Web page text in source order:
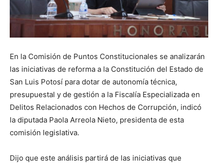
En la Comisión de Puntos Constitucionales se analizarán
las iniciativas de reforma a la Constitución del Estado de
San Luis Potosí para dotar de autonomía técnica,
presupuestal y de gestión a la Fiscalía Especializada en
Delitos Relacionados con Hechos de Corrupción, indicó
la diputada Paola Arreola Nieto, presidenta de esta
comisión legislativa.
Dijo que este análisis partirá de las iniciativas que